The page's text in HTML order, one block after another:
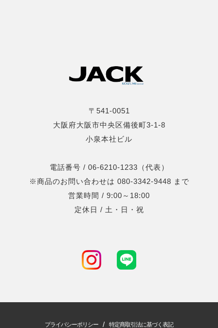
〒541-0051
大阪府大阪市中央区備後町3-1-8
小泉本社ビル
電話番号 / 06-6210-1233（代表）
※商品のお問い合わせは 080-3342-9448 まで
営業時間 / 9:00～18:00
定休日 / 土・日・祝
プライバシーポリシー / 特定商取引法に基づく表記